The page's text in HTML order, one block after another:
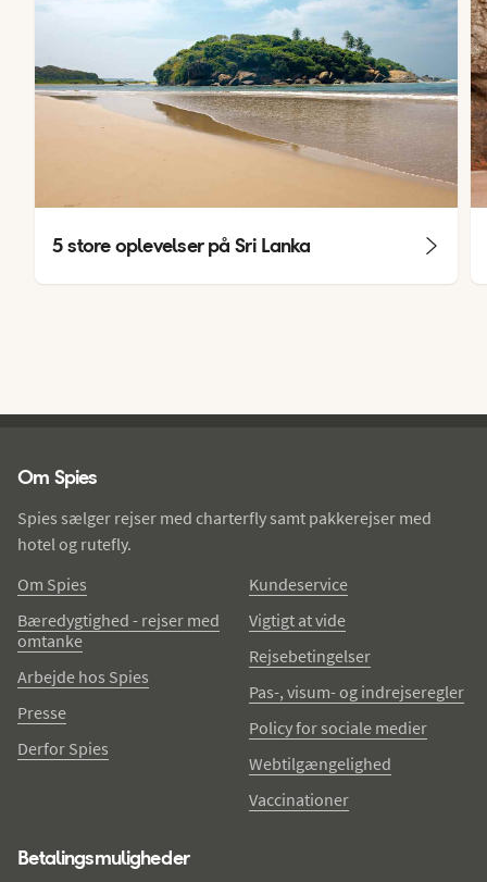
5 store oplevelser på Sri Lanka
Om Spies
Spies sælger rejser med charterfly samt pakkerejser med
hotel og rutefly.
Om Spies
Bæredygtighed - rejser med
omtanke
Arbejde hos Spies
Presse
Derfor Spies
Kundeservice
Vigtigt at vide
Rejsebetingelser
Pas-, visum- og indrejseregler
Policy for sociale medier
Webtilgængelighed
Vaccinationer
Betalingsmuligheder